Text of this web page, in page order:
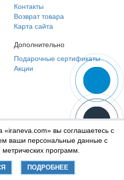
Контакты
Возврат товара
Карта сайта
Дополнительно
Подарочные сертификаты
Акции
вы соглашаетесь с
ваши персональные данные с
программ.
ПОДРОБНЕЕ